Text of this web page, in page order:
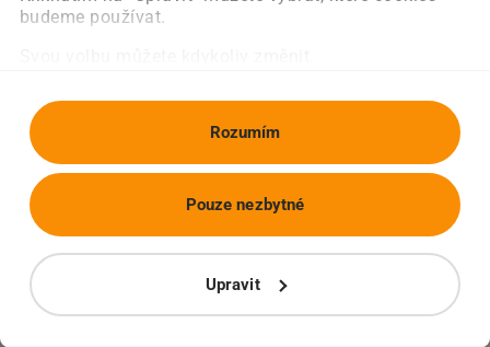
budeme používat.
Rozumím
Upravit
Pouze nezbytné